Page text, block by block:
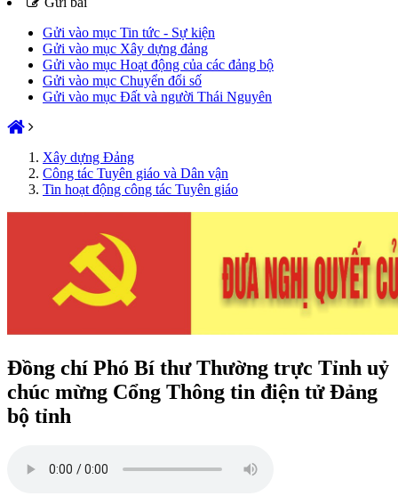
Gửi vào mục Tin tức - Sự kiện
Gửi vào mục Xây dựng đảng
Gửi vào mục Hoạt động của các đảng bộ
Gửi vào mục Chuyển đổi số
Gửi vào mục Đất và người Thái Nguyên
Xây dựng Đảng
Công tác Tuyên giáo và Dân vận
Tin hoạt động công tác Tuyên giáo
Đồng chí Phó Bí thư Thường trực Tỉnh uỷ
chúc mừng Cổng Thông tin điện tử Đảng
bộ tỉnh